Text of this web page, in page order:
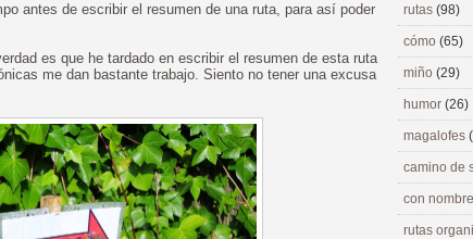
antes de escribir el resumen de una ruta, para así poder
es que he tardado en escribir el resumen de esta ruta
me dan bastante trabajo. Siento no tener una excusa
rutas (98)
cómo (65)
miño (29)
humor (26)
magalofes
camino de
con
rutas